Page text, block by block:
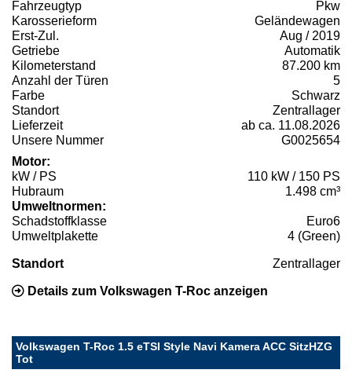
Fahrzeugtyp
Pkw
Karosserieform
Geländewagen
Erst-Zul.
Aug / 2019
Getriebe
Automatik
Kilometerstand
87.200 km
Anzahl der Türen
5
Farbe
Schwarz
Standort
Zentrallager
Lieferzeit
ab ca. 11.08.2026
Unsere Nummer
G0025654
Motor:
kW / PS
110 kW / 150 PS
Hubraum
1.498 cm³
Umweltnormen:
Schadstoffklasse
Euro6
Umweltplakette
4 (Green)
Standort Zentrallager
Details zum Volkswagen T-Roc anzeigen
Volkswagen T-Roc 1.5 eTSI Style Navi Kamera ACC SitzHZG
Tot